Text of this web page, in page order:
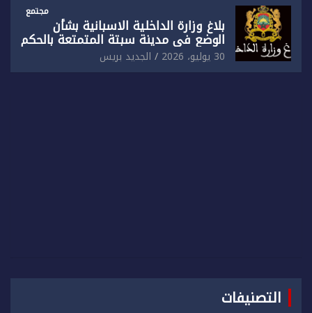
مجتمع
بلاغ وزارة الداخلية الاسبانية بشأن
الوضع في مدينة سبتة المتمتعة بالحكم
الذاتي
30 يوليو، 2026 الجديد بريس
التصنيفات